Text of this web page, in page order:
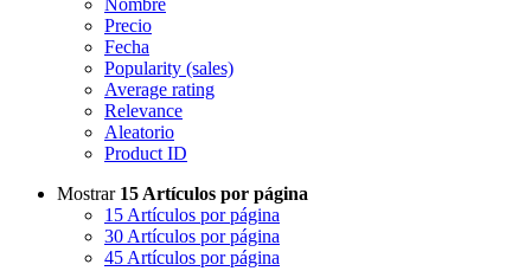
Precio
Fecha
Popularity (sales)
Average rating
Relevance
Aleatorio
Product ID
Mostrar 15 Artículos por página
15 Artículos por página
30 Artículos por página
45 Artículos por página